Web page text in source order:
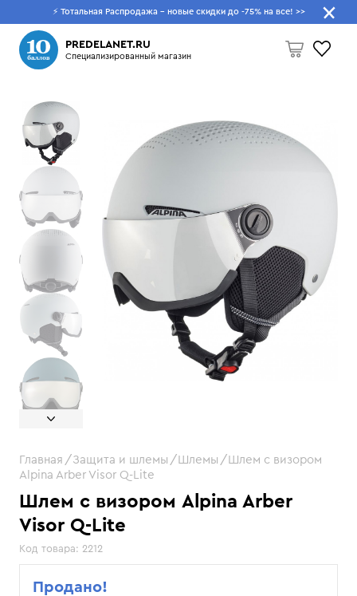
⚡ Тотальная Распродажа - новые скидки до -75% на все! >>
PREDELANET.RU
Специализированный магазин
Пусто
Что будем искать?
Шлем с визором Alpina Arber
Visor Q-Lite
Код товара: 2212
Главная Защита и шлемы Шлемы
Шлем с визором
Alpina Arber Visor Q-Lite
Продано!